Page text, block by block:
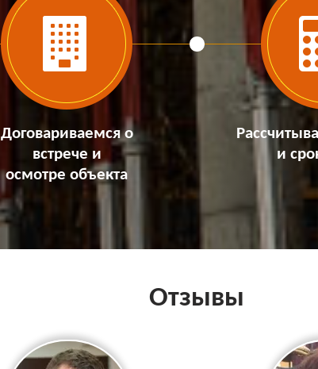
Договариваемся о
встрече и
осмотре объекта
и
Отзывы